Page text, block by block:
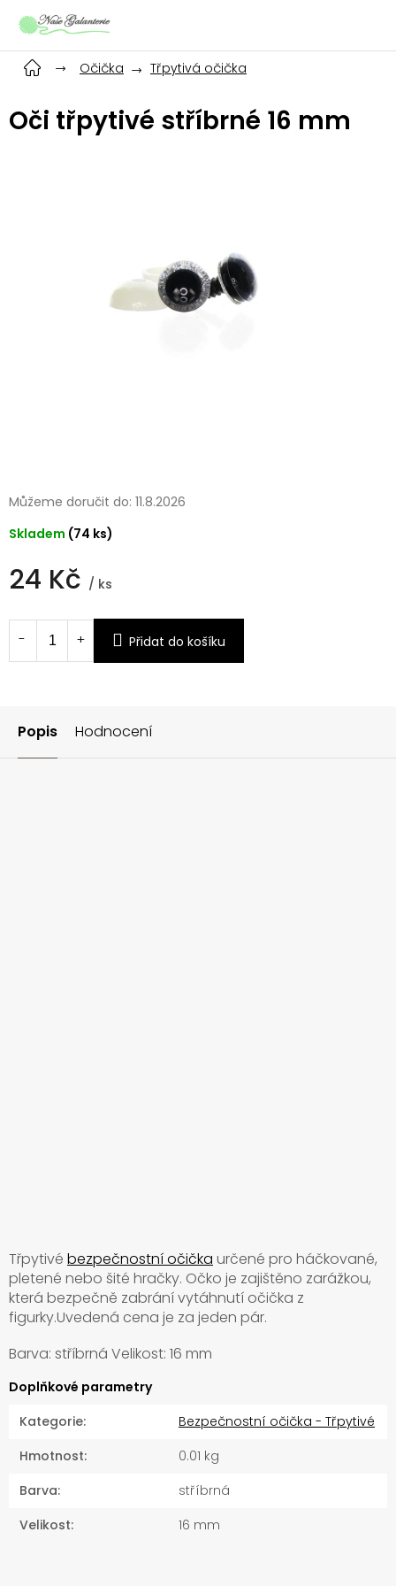
Očička
Třpytivá očička
Oči třpytivé stříbrné 16 mm
24 Kč / ks
cena:
Skladem (74 ks)
Můžeme doručit do: 11.8.2026
Přidat do košíku
Popis Hodnocení
Třpytivé bezpečnostní očička určené pro háčkované,
pletené nebo šité hračky. Očko je zajištěno zarážkou,
která bezpečně zabrání vytáhnutí očička z
figurky.Uvedená cena je za jeden pár.
Barva: stříbrná Velikost: 16 mm
Doplňkové parametry
Kategorie:
Bezpečnostní očička - Třpytivé
Hmotnost:
0.01 kg
Barva:
stříbrná
Velikost: 16 mm